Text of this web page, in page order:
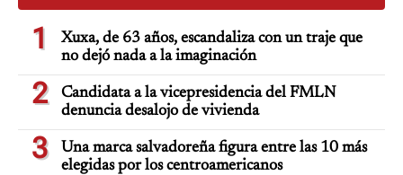
1
Xuxa, de 63 años, escandaliza con un traje que
no dejó nada a la imaginación
2
Candidata a la vicepresidencia del FMLN
denuncia desalojo de vivienda
3
Una marca salvadoreña figura entre las 10 más
elegidas por los centroamericanos